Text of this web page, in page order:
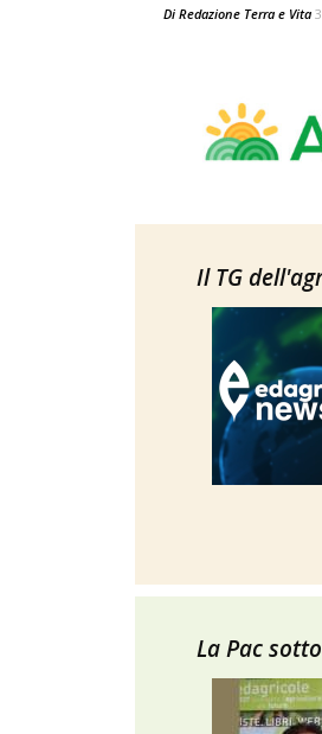
Di Redazione Terra e Vita
Il TG
La Pac